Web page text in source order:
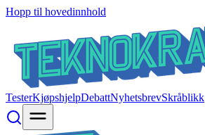
Hopp til hovedinnhold
TesterKjøpshjelpDebattNyhetsbrevSkråblikk